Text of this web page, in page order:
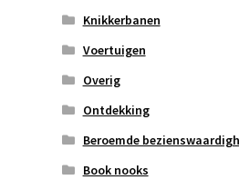
Knikkerbanen
Voertuigen
Overig
Ontdekking
Beroemde
Book nooks